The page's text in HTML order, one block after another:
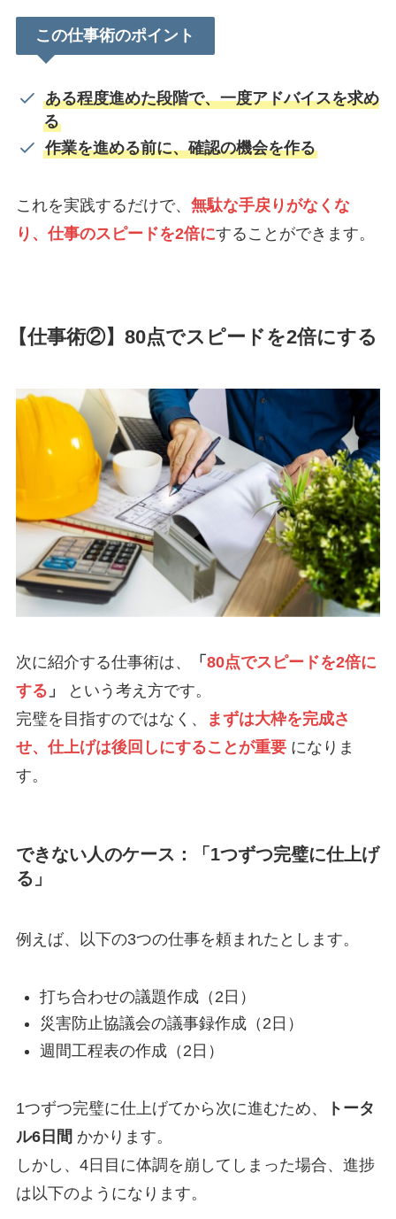
この仕事術のポイント
ある程度進めた段階で、一度アドバイスを求め
る
作業を進める前に、確認の機会を作る
これを実践するだけで、 無駄な手戻りがなくな
り、仕事のスピードを2倍にすることができます。
【仕事術②】80点でスピードを2倍にする
次に紹介する仕事術は、 「 80点でスピードを2倍に
する 」
という考え方です。
完璧を目指すのではなく、
まずは大枠を完成さ
せ、仕上げは後回しにすることが重要になりま
す。
できない人のケース：「1つずつ完璧に仕上げ
る」
例えば、以下の3つの仕事を頼まれたとします。
打ち合わせの議題作成（2日）
災害防止協議会の議事録作成（2日）
週間工程表の作成（2日）
1つずつ完璧に仕上げてから次に進むため、
トータ
ル6日間 かかります。
しかし、4日目に体調を崩してしまった場合、進捗
は以下のようになります。